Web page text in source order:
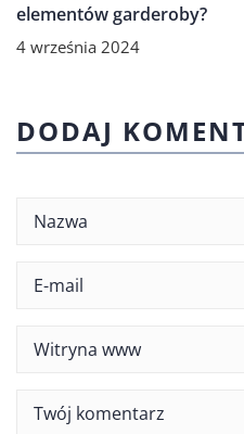
elementów garderoby?
4 września 2024
DODAJ